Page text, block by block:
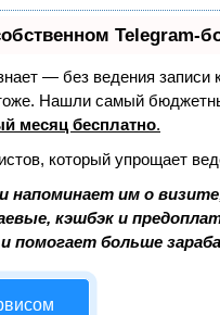
Telegram-
— без ведения
Нашли самый
месяц бесплатно.
который упрощает
напоминает им о
кэшбэк и
помогает больше